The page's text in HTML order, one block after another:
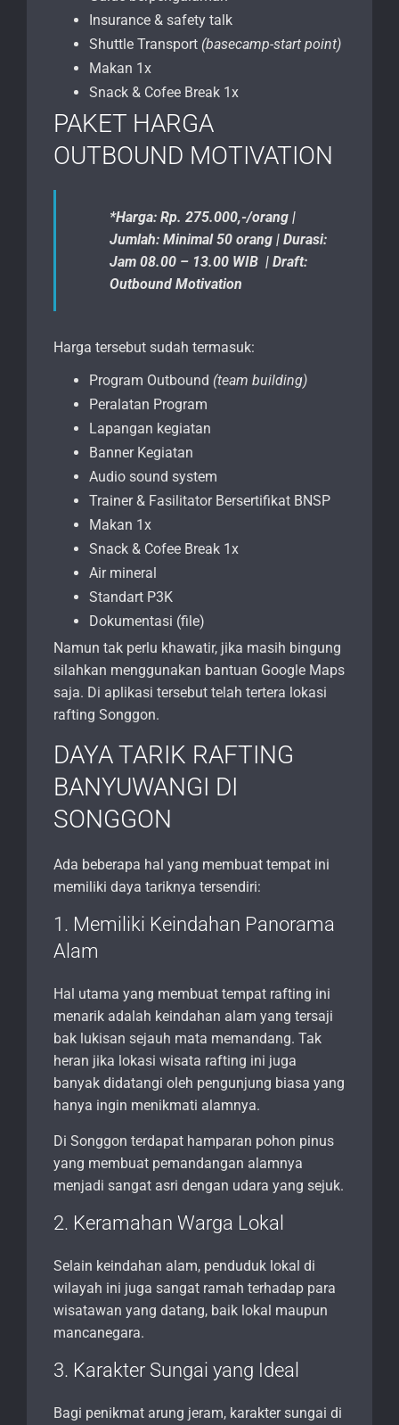
Insurance & safety talk
Shuttle Transport (basecamp-start point)
Makan 1x
Snack & Cofee Break 1x
PAKET HARGA
OUTBOUND MOTIVATION
*Harga: Rp. 275.000,-/orang |
Jumlah: Minimal 50 orang | Durasi:
Jam 08.00 – 13.00 WIB | Draft:
Outbound Motivation
Harga tersebut sudah termasuk:
Program Outbound (team building)
Peralatan Program
Lapangan kegiatan
Banner Kegiatan
Audio sound system
Trainer & Fasilitator Bersertifikat BNSP
Makan 1x
Snack & Cofee Break 1x
Air mineral
Standart P3K
Dokumentasi (file)
Namun tak perlu khawatir, jika masih bingung
silahkan menggunakan bantuan Google Maps
saja. Di aplikasi tersebut telah tertera lokasi
rafting Songgon.
DAYA TARIK RAFTING
BANYUWANGI DI
SONGGON
Ada beberapa hal yang membuat tempat ini
memiliki daya tariknya tersendiri:
1. Memiliki Keindahan Panorama
Alam
Hal utama yang membuat tempat rafting ini
menarik adalah keindahan alam yang tersaji
bak lukisan sejauh mata memandang. Tak
heran jika lokasi wisata rafting ini juga
banyak didatangi oleh pengunjung biasa yang
hanya ingin menikmati alamnya.
Di Songgon terdapat hamparan pohon pinus
yang membuat pemandangan alamnya
menjadi sangat asri dengan udara yang sejuk.
2. Keramahan Warga Lokal
Selain keindahan alam, penduduk lokal di
wilayah ini juga sangat ramah terhadap para
wisatawan yang datang, baik lokal maupun
mancanegara.
3. Karakter Sungai yang Ideal
Bagi penikmat arung jeram, karakter sungai di